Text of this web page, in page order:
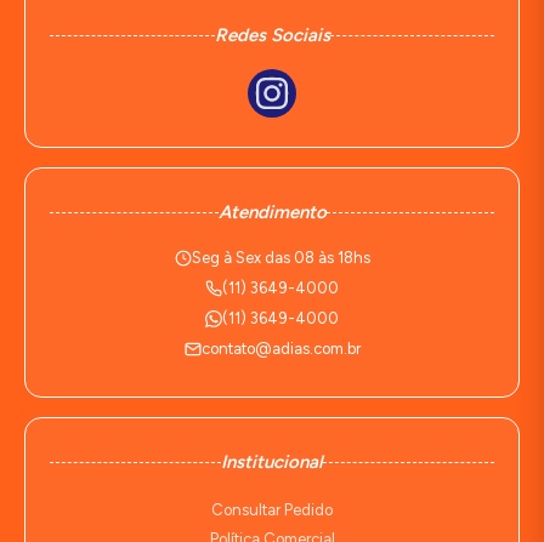
Redes Sociais
Atendimento
Seg à Sex das 08 às 18hs
(11) 3649-4000
(11) 3649-4000
contato@adias.com.br
Institucional
Consultar Pedido